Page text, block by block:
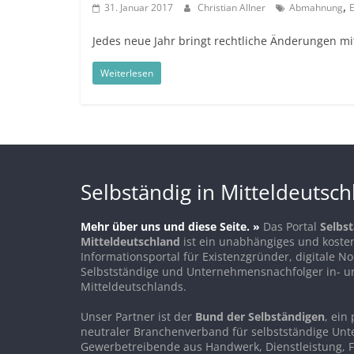
31. Januar 2017 Christian Allner Abmahnung,
Jedes neue Jahr bringt rechtliche Änderungen
Weiterlesen
Selbständig in
Mehr über uns und diese Seite. » Das Portal
Mitteldeutschland ist ein unabhängiges und
Informationsportal für Existenzgründer, digitale
Selbstständige und Unternehmensnachfolger in-
Mitteldeutschlands.
Unser Partner ist der Bund der Selbständigen, ein
neutraler Branchenverband für selbstständige
Gewerbetreibende aus Handwerk, Dienstleistung,